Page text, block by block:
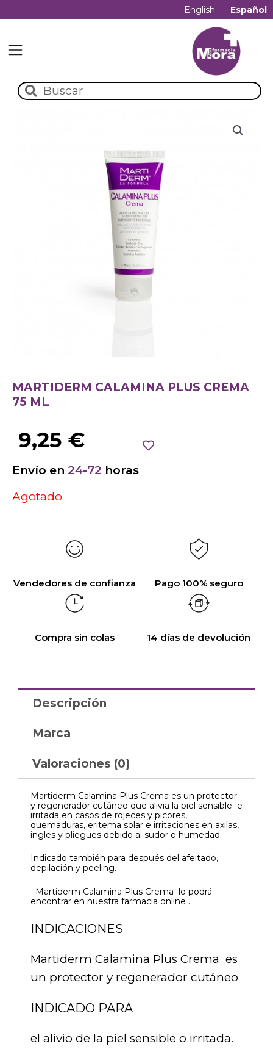
English Español
MARTIDERM CALAMINA PLUS CREMA
75 ML
9,25 €
Envío en 24-72 horas
Agotado
Vendedores de confianza Pago 100% seguro
Compra sin colas 14 días de devolución
Descripción
Marca
Valoraciones (0)
Martiderm Calamina Plus Crema es un protector
y regenerador cutáneo que alivia la piel sensible e
irritada en casos de rojeces y picores,
quemaduras, eritema solar e irritaciones en axilas,
ingles y pliegues debido al sudor o humedad.
Indicado también para después del afeitado,
depilación y peeling.
Martiderm Calamina Plus Crema lo podrá
encontrar en nuestra farmacia online .
INDICACIONES
Martiderm Calamina Plus Crema es
un protector y regenerador cutáneo
INDICADO PARA
el alivio de la piel sensible o irritada.